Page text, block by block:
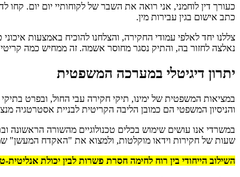
כעורך דין לוחמני, אני רואה את השבר של לקוחותיי יום יום.
כתב אישום בגין עבירות מין.
צללנו יחד לאלפי עמודי החקירה, והצלחנו להוכיח באמצעות
נאלצה לחזור בה, והתיק נסגר מחוסר אשמה. זה ממחיש כמה
יתרון דיגיטלי במערכה המשפטית
במציאות המשפטית של ימינו, תיקי חקירה עבי החול, ובפרט בתיקי
והניסיון המשפטי הם כמובן הליבה הקריטית לבניית
במשרדי אנו עושים שימוש בכלים טכנולוגיים מהשורה הראשונה
שעות של חקירות וידאו מוקלטות, ולמצוא את "האקדח המעשן" שמסתתר עמוק בעמוד ה-842 של התיק, מעניקה ללקוחותיי יתרון אסטרטגי
השילוב הייחודי בין רוח לחימה חסרת פשרות לבין יכולת